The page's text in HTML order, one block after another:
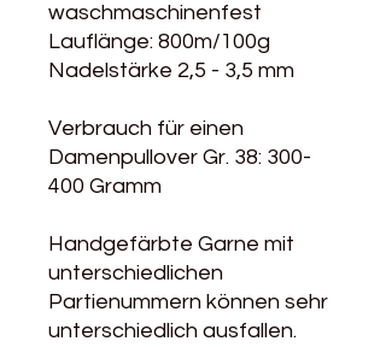
waschmaschinenfest
Lauflänge: 800m/100g
Nadelstärke 2,5 - 3,5 mm
Verbrauch für einen
Damenpullover Gr. 38: 300-
400 Gramm
Handgefärbte Garne mit
unterschiedlichen
Partienummern können sehr
unterschiedlich ausfallen.